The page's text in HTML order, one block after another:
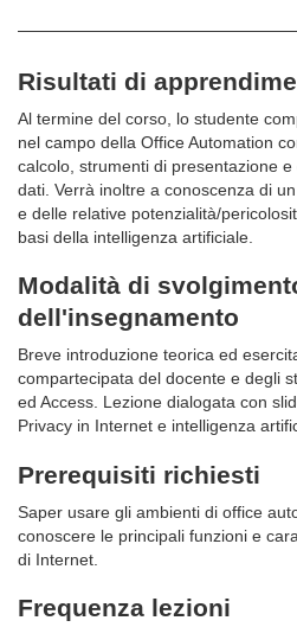
Risultati di
Al termine del corso, lo studente
nel campo della Office Automation
calcolo, strumenti di presentazione
dati. Verrà inoltre a conoscenza di
e delle relative potenzialità/
basi della intelligenza artificiale.
Modalità di
dell'insegnamento
Breve introduzione teorica ed
compartecipata del docente e degli
ed Access. Lezione dialogata con
Privacy in Internet e intelligenza
Prerequisiti richiesti
Saper usare gli ambienti di office
conoscere le principali funzioni e
di Internet.
Frequenza lezioni